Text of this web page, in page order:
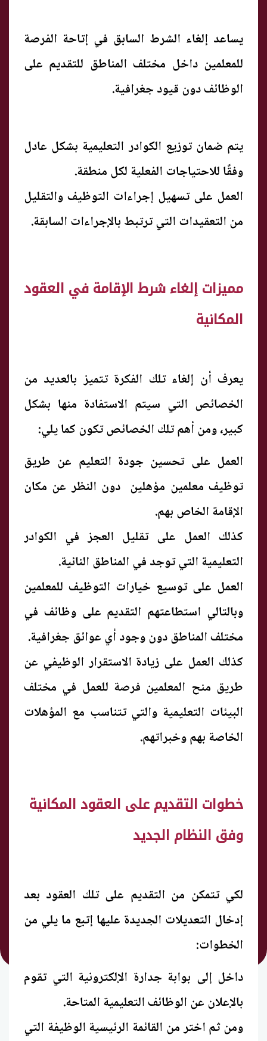
يساعد إلغاء الشرط السابق في إتاحة الفرصة
للمعلمين داخل مختلف المناطق للتقديم على
الوظائف دون قيود جغرافية.
يتم ضمان توزيع الكوادر التعليمية بشكل عادل
وفقًا للاحتياجات الفعلية لكل منطقة.
العمل على تسهيل إجراءات التوظيف والتقليل
من التعقيدات التي ترتبط بالإجراءات السابقة.
مميزات إلغاء شرط الإقامة في العقود
المكانية
يعرف أن إلغاء تلك الفكرة تتميز بالعديد من
الخصائص التي سيتم الاستفادة منها بشكل
كبير، ومن أهم تلك الخصائص تكون كما يلي:
العمل على تحسين جودة التعليم عن طريق
توظيف معلمين مؤهلين دون النظر عن مكان
الإقامة الخاص بهم.
كذلك العمل على تقليل العجز في الكوادر
التعليمية التي توجد في المناطق النائية.
العمل على توسيع خيارات التوظيف للمعلمين
وبالتالي استطاعتهم التقديم على وظائف في
مختلف المناطق دون وجود أي عوائق جغرافية.
كذلك العمل على زيادة الاستقرار الوظيفي عن
طريق منح المعلمين فرصة للعمل في مختلف
البيئات التعليمية والتي تتناسب مع المؤهلات
الخاصة بهم وخبراتهم.
خطوات التقديم على العقود المكانية
وفق النظام الجديد
لكي تتمكن من التقديم على تلك العقود بعد
إدخال التعديلات الجديدة عليها إتبع ما يلي من
الخطوات:
داخل إلى بوابة جدارة الإلكترونية التي تقوم
بالإعلان عن الوظائف التعليمية المتاحة.
ومن ثم اختر من القائمة الرئيسية الوظيفة التي